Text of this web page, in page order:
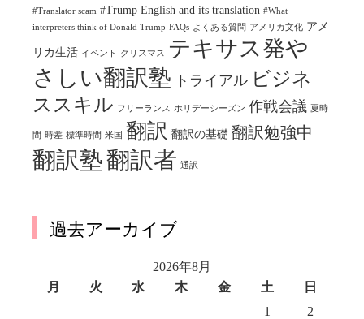
#Translator scam #Trump English and its translation #What
interpreters think of Donald Trump FAQs よくある質問 アメリカ文化 アメ
リカ生活 イベント クリスマス
テキサス発や
さしい翻訳塾 トライアル ビジネ
ススキル フリーランス ホリデーシーズン 作戦会議 夏時
間 時差 標準時間 米国 翻訳 翻訳の基礎 翻訳勉強中
翻訳塾翻訳者 通訳
過去アーカイブ
2026年8月
月
火 水 木 金 土
日
1
2